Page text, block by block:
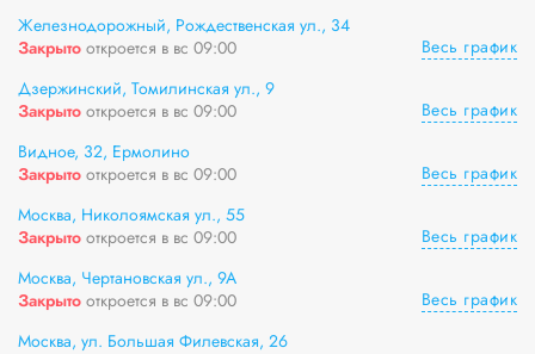
Железнодорожный, Рождественская ул., 34
Закрыто откроется в вс 09:00
Весь график
Дзержинский, Томилинская ул., 9
Закрыто откроется в вс 09:00
Весь график
Видное, 32, Ермолино
Закрыто откроется в вс 09:00
Весь график
Москва, Николоямская ул., 55
Закрыто откроется в вс 09:00
Весь график
Москва, Чертановская ул., 9А
Закрыто откроется в вс 09:00
Весь график
Москва, ул. Большая Филевская, 26